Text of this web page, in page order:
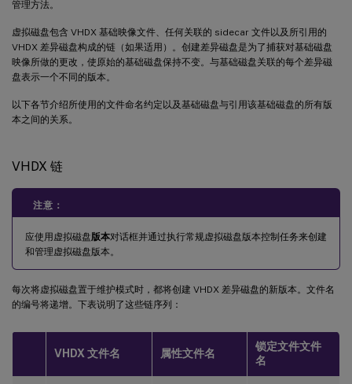
管理方法。
虚拟磁盘包含 VHDX 基础映像文件、任何关联的 sidecar 文件以及所引用的
VHDX 差异磁盘构成的链（如果适用）。创建差异磁盘是为了捕获对基础磁盘
映像所做的更改，使原始的基础磁盘保持不变。与基础磁盘关联的每个差异磁
盘表示一个不同的版本。
以下各节介绍所使用的文件命名约定以及基础磁盘与引用该基础磁盘的所有版
本之间的关系。
VHDX 链
注意：
应使用虚拟磁盘版本对话框并通过执行常规虚拟磁盘版本控制任务来创建
和管理虚拟磁盘版本。
每次将虚拟磁盘置于维护模式时，都将创建 VHDX 差异磁盘的新版本。文件名
的编号将递增。下表说明了这些链序列：
VHDX 文件名 属性文件名
锁定文件文件
名